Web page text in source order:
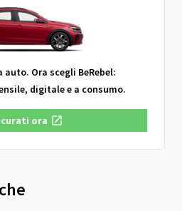
Ora scegli BeRebel:
digitale e a consumo.
ora